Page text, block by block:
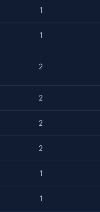
1
1
2
2
2
2
1
1